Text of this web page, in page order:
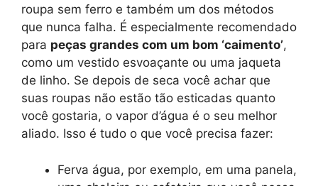
roupa sem ferro e também um dos métodos
que nunca falha. É especialmente recomendado
para peças grandes com um bom ‘caimento’,
como um vestido esvoaçante ou uma jaqueta
de linho. Se depois de seca você achar que
suas roupas não estão tão esticadas quanto
você gostaria, o vapor d’água é o seu melhor
aliado. Isso é tudo o que você precisa fazer:
Ferva água, por exemplo, em uma panela,